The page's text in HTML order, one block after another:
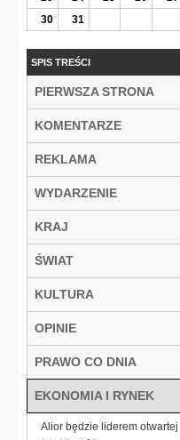
30
31
SPIS TREŚCI
PIERWSZA STRONA
KOMENTARZE
REKLAMA
WYDARZENIE
KRAJ
ŚWIAT
KULTURA
OPINIE
PRAWO CO DNIA
EKONOMIA I RYNEK
Alior będzie liderem otwartej